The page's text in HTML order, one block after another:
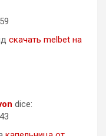
скачать melbet на
dice: